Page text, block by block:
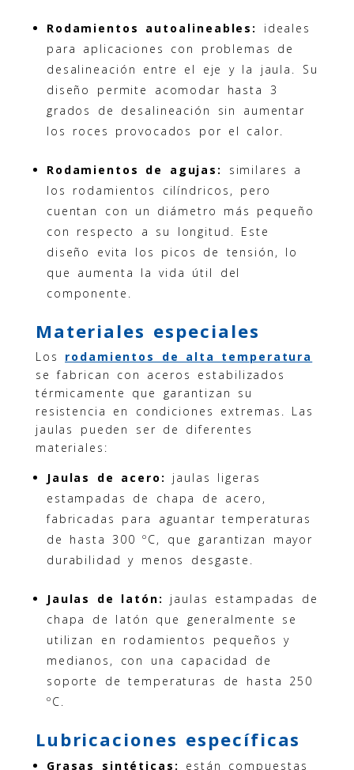
Rodamientos autoalineables:
ideales
para aplicaciones con problemas de
desalineación entre el eje y la jaula. Su
diseño permite acomodar hasta 3
grados de desalineación sin aumentar
los roces provocados por el calor.
Rodamientos de agujas: similares a
los rodamientos cilíndricos, pero
cuentan con un diámetro más pequeño
con respecto a su longitud. Este
diseño evita los picos de tensión, lo
que aumenta la vida útil del
componente.
Materiales especiales
Los rodamientos de alta temperatura
se fabrican con aceros estabilizados
térmicamente que garantizan su
resistencia en condiciones extremas. Las
jaulas pueden ser de diferentes
materiales:
Jaulas de acero: jaulas ligeras
estampadas de chapa de acero,
fabricadas para aguantar temperaturas
de hasta 300 ºC, que garantizan mayor
durabilidad y menos desgaste.
Jaulas de latón: jaulas estampadas de
chapa de latón que generalmente se
utilizan en rodamientos pequeños y
medianos, con una capacidad de
soporte de temperaturas de hasta 250
ºC.
Lubricaciones específicas
Grasas sintéticas: están compuestas